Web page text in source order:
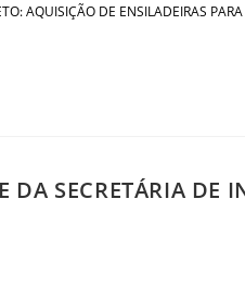
DE ENSILADEIRAS PARA
SECRETÁRIA DE